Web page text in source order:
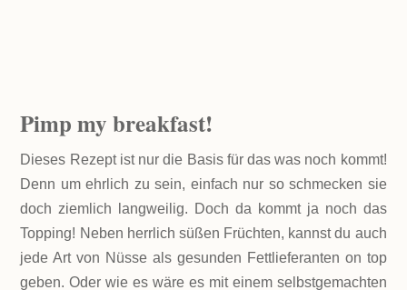
Pimp mybreakfast!
Dieses Rezept ist nur die Basis für das was noch kommt!
Denn um ehrlich zu sein, einfach nur so schmecken sie
doch ziemlich langweilig. Doch da kommt ja noch das
Topping! Neben herrlich süßen Früchten, kannst du auch
jede Art von Nüsse als gesunden Fettlieferanten on top
geben. Oder wie es wäre es mit einem selbstgemachten